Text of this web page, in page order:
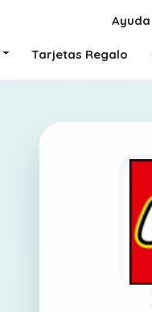
Ayuda
Tarjetas Regalo